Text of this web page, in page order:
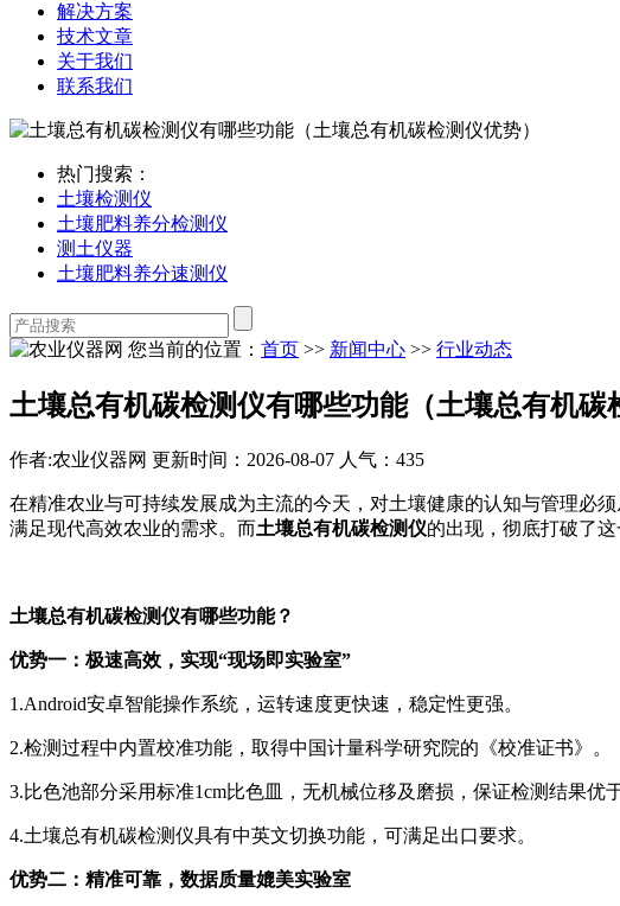
解决方案
技术文章
关于我们
联系我们
热门搜索：
土壤检测仪
土壤肥料养分检测仪
测土仪器
土壤肥料养分速测仪
您当前的位置： 首页 >> 新闻中心 >> 行业动态
土壤总有机碳检测仪有哪些功能（土壤总有机碳
作者:农业仪器网 更新时间：2026-08-07 人气：435
在精准农业与可持续发展成为主流的今天，对土壤健康的认知与管理必
满足现代高效农业的需求。而土壤总有机碳检测仪的出现，彻底打破了
土壤总有机碳检测仪有哪些功能？
优势一：极速高效，实现“现场即实验室”
1.Android安卓智能操作系统，运转速度更快速，稳定性更强。
2.检测过程中内置校准功能，取得中国计量科学研究院的《校准证书》。
3.比色池部分采用标准1cm比色皿，无机械位移及磨损，保证检测结果优
4.土壤总有机碳检测仪具有中英文切换功能，可满足出口要求。
优势二：精准可靠，数据质量媲美实验室